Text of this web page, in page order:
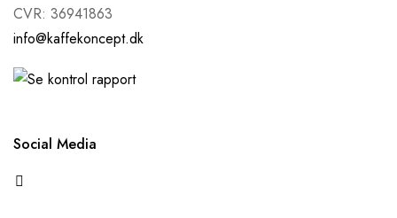
CVR: 36941863
info@kaffekoncept.dk
Social Media